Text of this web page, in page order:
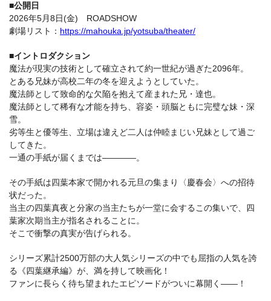
■公開日
2026年5月8日(金) ROADSHOW
劇場リスト： https://mahouka.jp/yotsuba/theater/
■イントロダクション
魔法が現実の技術として確立されて約一世紀が過ぎた2096年。
とある兄妹が高校二年の冬を迎えようとしていた。
魔法師として致命的な欠陥を抱えて産まれた兄・達也。
魔法師として稀有な才能を持ち、容姿・頭脳ともに完璧な妹・深
雪。
劣等生と優等生、立場は違えど二人は仲睦まじい兄妹として過ご
してきた。
一通の手紙が届くまでは――――。
その手紙は四葉本家で開かれる元旦の集まり〈慶春会〉への招待
状だった。
当主の四葉真夜と分家の当主たちが一堂に会するこの集いで、四
葉家次期当主が指名されることに。
そこで衝撃の真実が告げられる。
シリーズ累計2500万部の大人気シリーズの中でも屈指の人気を誇
る《四葉継承編》が、満を持して映画化！
ファンに長らく待ち望まれたエピソードがついに幕開く――！